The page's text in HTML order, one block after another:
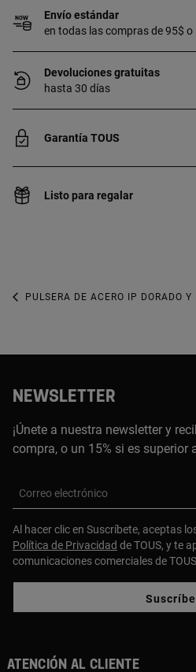
Envío estándar
en todas las compras de 95$ o
Devoluciones gratuitas
hasta 30 días
Garantía TOUS
Listo para regalar
PULSERA DE ACERO IP DORADO
NEWSLETTER
¡Únete a nuestra newsletter y
compra, o un 15% si es superior
Correo electrónico
Al hacer clic en Suscríbete, aceptas
Política de Privacidad de TOUS, y te
comunicaciones comerciales de
ATENCIÓN AL CLIENTE